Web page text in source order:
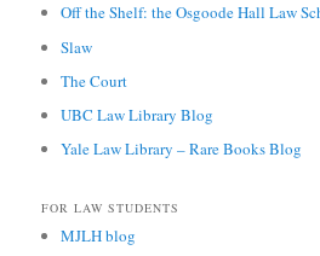
Off the Shelf: the Osgoode Hall Law
Slaw
The Court
UBC Law Library Blog
Yale Law Library – Rare Books Blog
FOR LAW STUDENTS
MJLH blog